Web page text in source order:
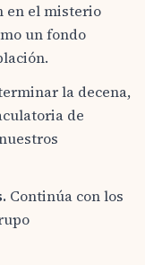
en el misterio
un fondo
la decena,
de
Continúa con los